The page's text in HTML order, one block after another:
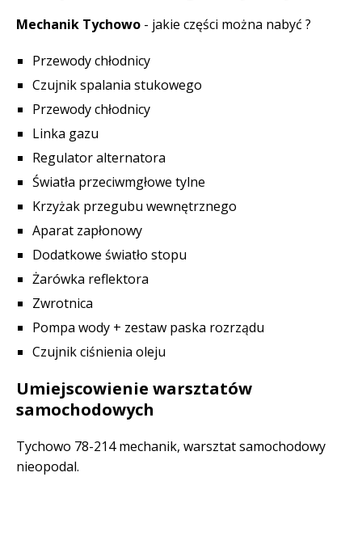
Mechanik Tychowo - jakie części można nabyć ?
Przewody chłodnicy
Czujnik spalania stukowego
Przewody chłodnicy
Linka gazu
Regulator alternatora
Światła przeciwmgłowe tylne
Krzyżak przegubu wewnętrznego
Aparat zapłonowy
Dodatkowe światło stopu
Żarówka reflektora
Zwrotnica
Pompa wody + zestaw paska rozrządu
Czujnik ciśnienia oleju
Umiejscowienie warsztatów
samochodowych
Tychowo 78-214 mechanik, warsztat samochodowy
nieopodal.